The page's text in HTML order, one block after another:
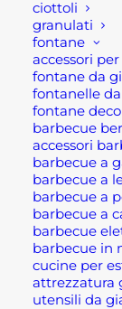
ciottoli
granulati
fontane
accessori
fontane da
fontanelle
fontane
barbecue
accessori
barbecue a
barbecue a
barbecue a
barbecue a
barbecue
barbecue in
cucine per
attrezzatura
utensili da
CONSIGLI PER
In